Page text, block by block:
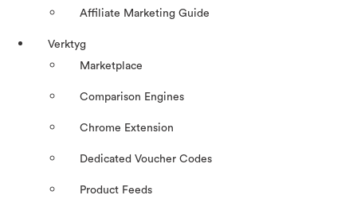
Affiliate Marketing Guide
Verktyg
Marketplace
Comparison Engines
Chrome Extension
Dedicated Voucher Codes
Product Feeds